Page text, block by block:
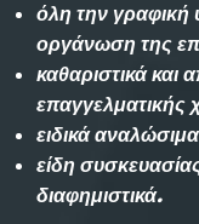
όλη την γραφική
οργάνωση της
καθαριστικά και
επαγγελματικής
ειδικά
είδη
διαφημιστικά.